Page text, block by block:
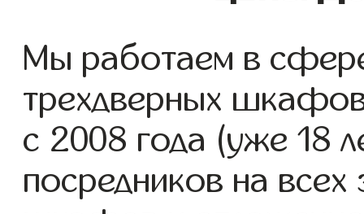
Мы работаем в
трехдверных
с 2008 года (уже 18
посредников на всех